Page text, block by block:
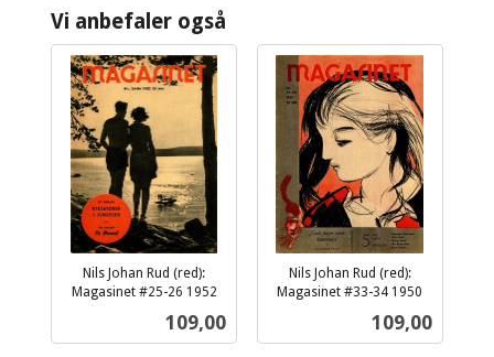
Vi anbefaler også
Nils Johan Rud (red):
Magasinet #25-26 1952
Pris
109,00
Nils Johan Rud (red):
Magasinet #33-34 1950
Pris
109,00